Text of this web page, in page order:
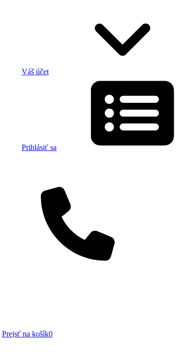
Váš účet
Prihlásiť sa
Prejsť na košík0